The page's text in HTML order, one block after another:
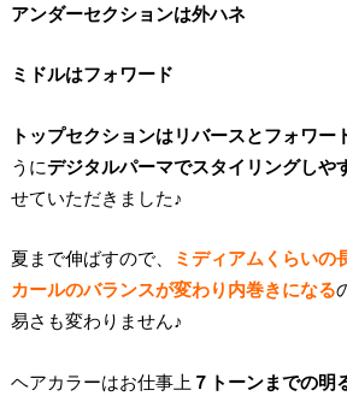
アンダーセクションは外ハネ
ミドルはフォワード
トップセクションはリバースとフォワー
うにデジタルパーマでスタイリングしや
せていただきました♪
夏まで伸ばすので、
ミディアムくらいの
カールのバランスが変わり内巻きになる
易さも変わりません♪
ヘアカラーはお仕事上 ７トーンまでの明